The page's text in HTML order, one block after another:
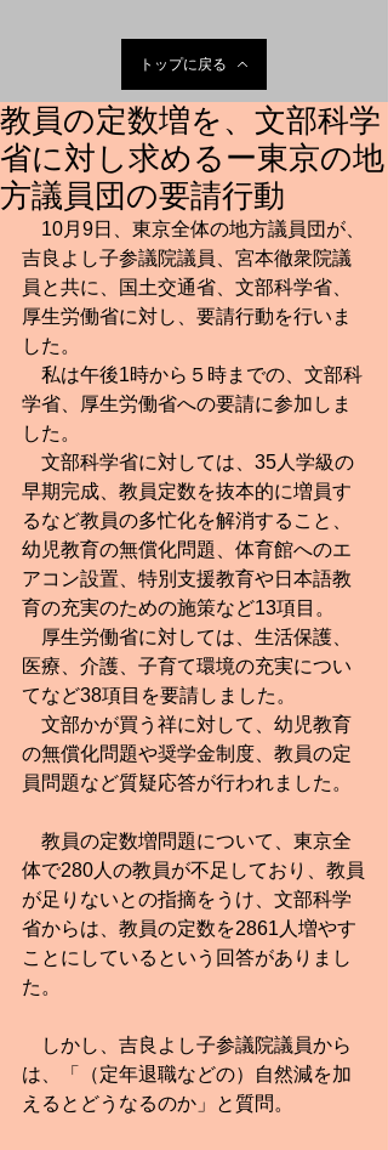
トップに戻る
教員の定数増を、文部科学
省に対し求めるー東京の地
方議員団の要請行動
10月9日、東京全体の地方議員団が、
吉良よし子参議院議員、宮本徹衆院議
員と共に、国土交通省、文部科学省、
厚生労働省に対し、要請行動を行いま
した。
私は午後1時から５時までの、文部科
学省、厚生労働省への要請に参加しま
した。
文部科学省に対しては、35人学級の
早期完成、教員定数を抜本的に増員す
るなど教員の多忙化を解消すること、
幼児教育の無償化問題、体育館へのエ
アコン設置、特別支援教育や日本語教
育の充実のための施策など13項目。
厚生労働省に対しては、生活保護、
医療、介護、子育て環境の充実につい
てなど38項目を要請しました。
文部かが買う祥に対して、幼児教育
の無償化問題や奨学金制度、教員の定
員問題など質疑応答が行われました。
教員の定数増問題について、東京全
体で280人の教員が不足しており、教員
が足りないとの指摘をうけ、文部科学
省からは、教員の定数を2861人増やす
ことにしているという回答がありまし
た。
しかし、吉良よし子参議院議員から
は、「（定年退職などの）自然減を加
えるとどうなるのか」と質問。